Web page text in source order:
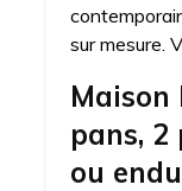
sur mesure.
pans, 2
ou